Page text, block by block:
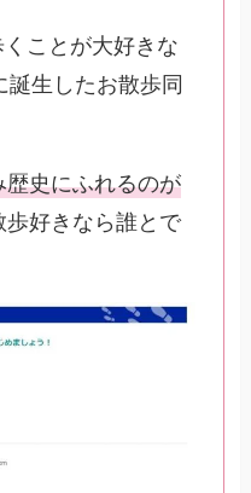
ことが大好きな
生したお散歩同
史にふれるのが
歩好きなら誰とで